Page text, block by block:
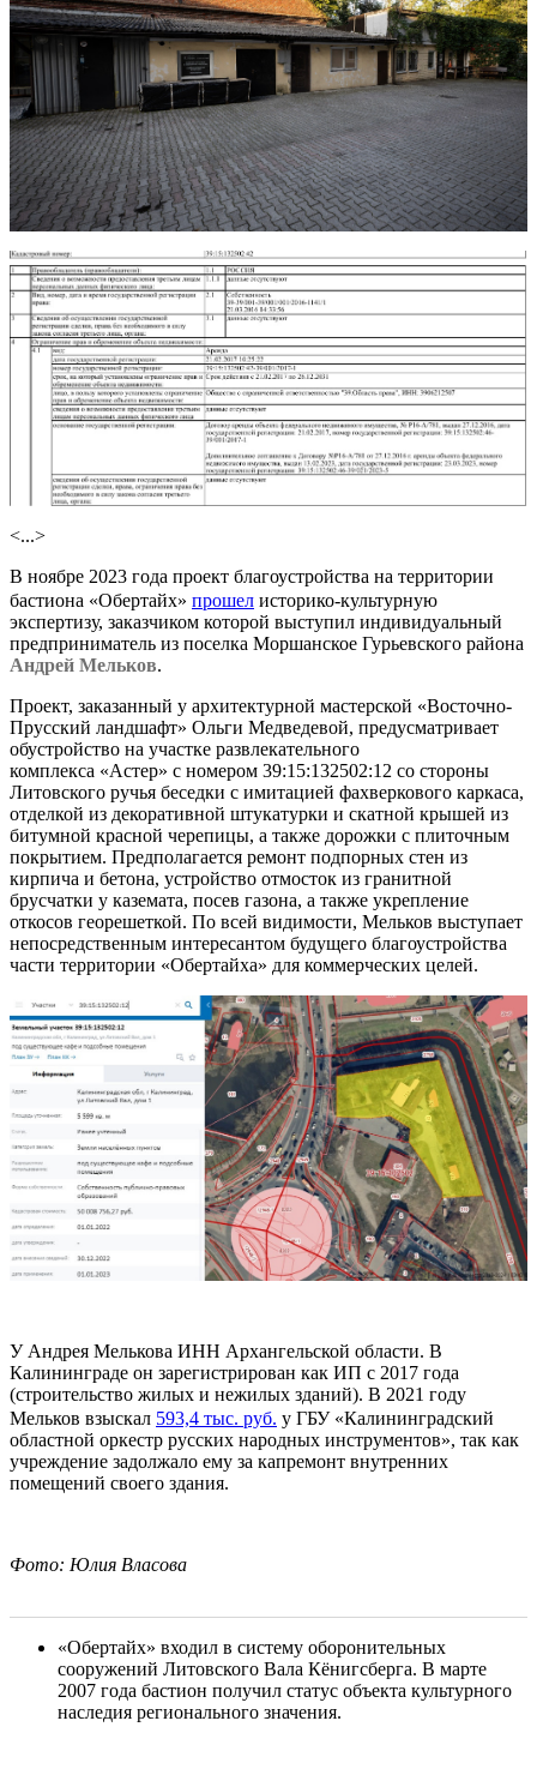
<...>
В ноябре 2023 года проект благоустройства на территории
бастиона «Обертайх» прошел историко-культурную
экспертизу, заказчиком которой выступил индивидуальный
предприниматель из поселка Моршанское Гурьевского района
Андрей Мельков.
Проект, заказанный у архитектурной мастерской «Восточно-
Прусский ландшафт» Ольги Медведевой, предусматривает
обустройство на участке развлекательного
комплекса «Астер» с номером 39:15:132502:12 со стороны
Литовского ручья беседки с имитацией фахверкового каркаса,
отделкой из декоративной штукатурки и скатной крышей из
битумной красной черепицы, а также дорожки с плиточным
покрытием. Предполагается ремонт подпорных стен из
кирпича и бетона, устройство отмосток из гранитной
брусчатки у каземата, посев газона, а также укрепление
откосов георешеткой. По всей видимости, Мельков выступает
непосредственным интересантом будущего благоустройства
части территории «Обертайха» для коммерческих целей.
У Андрея Мелькова ИНН Архангельской области. В
Калининграде он зарегистрирован как ИП с 2017 года
(строительство жилых и нежилых зданий). В 2021 году
Мельков взыскал 593,4 тыс. руб. у ГБУ «Калининградский
областной оркестр русских народных инструментов», так как
учреждение задолжало ему за капремонт внутренних
помещений своего здания.
Фото: Юлия Власова
«Обертайх» входил в систему оборонительных
сооружений Литовского Вала Кёнигсберга. В марте
2007 года бастион получил статус объекта культурного
наследия регионального значения.